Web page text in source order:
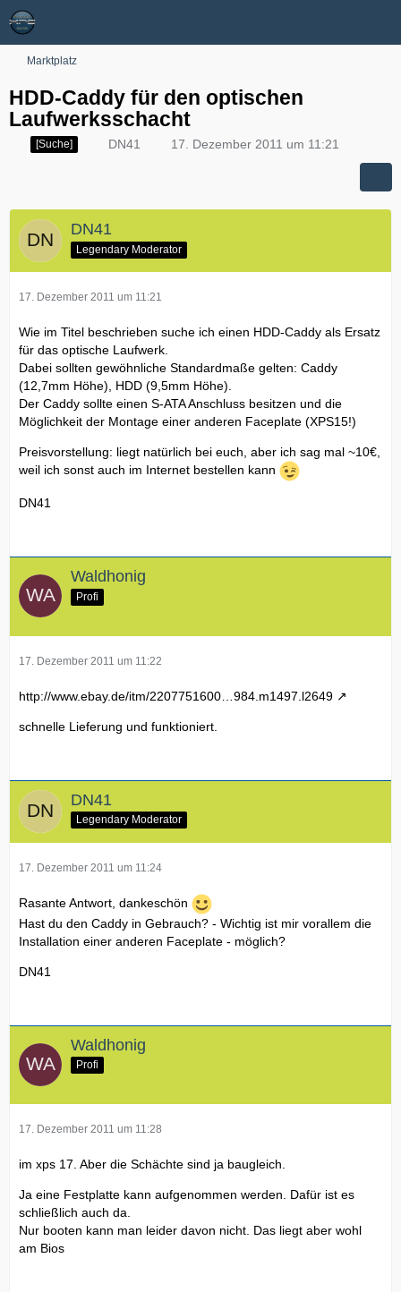
Marktplatz
HDD-Caddy für den optischen
Laufwerksschacht
[Suche] DN41 17. Dezember 2011 um 11:21
DN41
Legendary Moderator
17. Dezember 2011 um 11:21
Wie im Titel beschrieben suche ich einen HDD-Caddy als Ersatz
für das optische Laufwerk.
Dabei sollten gewöhnliche Standardmaße gelten: Caddy
(12,7mm Höhe), HDD (9,5mm Höhe).
Der Caddy sollte einen S-ATA Anschluss besitzen und die
Möglichkeit der Montage einer anderen Faceplate (XPS15!)
Preisvorstellung: liegt natürlich bei euch, aber ich sag mal ~10€,
weil ich sonst auch im Internet bestellen kann
DN41
Waldhonig
Profi
17. Dezember 2011 um 11:22
http://www.ebay.de/itm/2207751600…984.m1497.l2649
schnelle Lieferung und funktioniert.
DN41
Legendary Moderator
17. Dezember 2011 um 11:24
Rasante Antwort, dankeschön
Hast du den Caddy in Gebrauch? - Wichtig ist mir vorallem die
Installation einer anderen Faceplate - möglich?
DN41
Waldhonig
Profi
17. Dezember 2011 um 11:28
im xps 17. Aber die Schächte sind ja baugleich.
Ja eine Festplatte kann aufgenommen werden. Dafür ist es
schließlich auch da.
Nur booten kann man leider davon nicht. Das liegt aber wohl
am Bios